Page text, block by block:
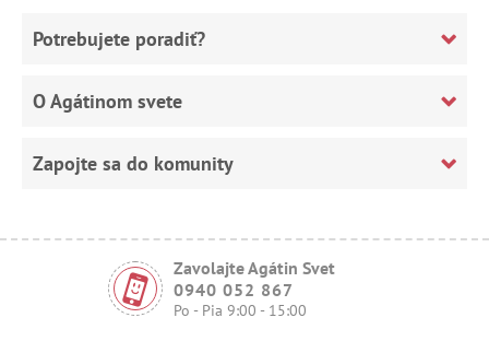
Potrebujete poradiť?
O Agátinom svete
Zapojte sa do komunity
Zavolajte Agátin Svet
0940 052 867
Po - Pia 9:00 - 15:00